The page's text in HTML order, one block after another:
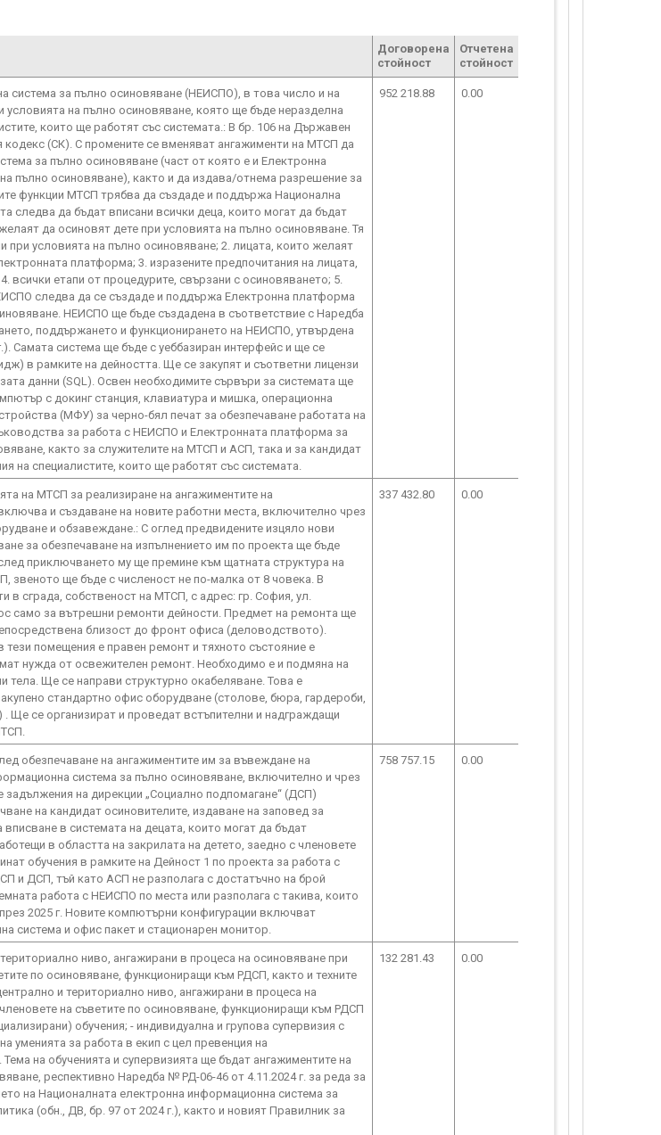
Договорена
стойност
Отчетена
стойност
система за пълно осиновяване (НЕИСПО), в това число и на
на пълно осиновяване, която ще бъде неразделна
които ще работят със системата.: В бр. 106 на Държавен
кодекс (СК). С промените се вменяват ангажименти на МТСП да
за пълно осиновяване (част от която е и Електронна
пълно осиновяване), както и да издава/отнема разрешение за
функции МТСП трябва да създаде и поддържа Национална
следва да бъдат вписани всички деца, които могат да бъдат
да осиновят дете при условията на пълно осиновяване. Тя
условията на пълно осиновяване; 2. лицата, които желаят
платформа; 3. изразените предпочитания на лицата,
всички етапи от процедурите, свързани с осиновяването; 5.
следва да се създаде и поддържа Електронна платформа
НЕИСПО ще бъде създадена в съответствие с Наредба
поддържането и функционирането на НЕИСПО, утвърдена
Самата система ще бъде с уеббазиран интерфейс и ще се
в рамките на дейността. Ще се закупят и съответни лицензи
данни (SQL). Освен необходимите сървъри за системата ще
с докинг станция, клавиатура и мишка, операционна
(МФУ) за черно-бял печат за обезпечаване работата на
за работа с НЕИСПО и Електронната платформа за
както за служителите на МТСП и АСП, така и за кандидат
на специалистите, които ще работят със системата.
952 218.88 0.00
на МТСП за реализиране на ангажиментите на
и създаване на новите работни места, включително чрез
и обзавеждане.: С оглед предвидените изцяло нови
за обезпечаване на изпълнението им по проекта ще бъде
приключването му ще премине към щатната структура на
ще бъде с численост не по-малка от 8 човека. В
в сграда, собственост на МТСП, с адрес: гр. София, ул.
само за вътрешни ремонти дейности. Предмет на ремонта ще
близост до фронт офиса (деловодството).
помещения е правен ремонт и тяхното състояние е
нужда от освежителен ремонт. Необходимо е и подмяна на
тела. Ще се направи структурно окабеляване. Това е
стандартно офис оборудване (столове, бюра, гардероби,
Ще се организират и проведат встъпителни и надграждащи
337 432.80 0.00
обезпечаване на ангажиментите им за въвеждане на
система за пълно осиновяване, включително и чрез
задължения на дирекции „Социално подпомагане“ (ДСП)
на кандидат осиновителите, издаване на заповед за
в системата на децата, които могат да бъдат
в областта на закрилата на детето, заедно с членовете
обучения в рамките на Дейност 1 по проекта за работа с
и ДСП, тъй като АСП не разполага с достатъчно на брой
работа с НЕИСПО по места или разполага с такива, които
2025 г. Новите компютърни конфигурации включват
система и офис пакет и стационарен монитор.
758 757.15 0.00
ниво, ангажирани в процеса на осиновяване при
по осиновяване, функциониращи към РДСП, както и техните
и териториално ниво, ангажирани в процеса на
на съветите по осиновяване, функциониращи към РДСП
обучения; - индивидуална и групова супервизия с
уменията за работа в екип с цел превенция на
на обученията и супервизията ще бъдат ангажиментите на
респективно Наредба № РД-06-46 от 4.11.2024 г. за реда за
на Националната електронна информационна система за
(обн., ДВ, бр. 97 от 2024 г.), както и новият Правилник за
132 281.43 0.00